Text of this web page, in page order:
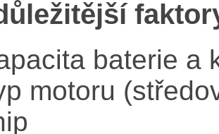
baterie a
motoru